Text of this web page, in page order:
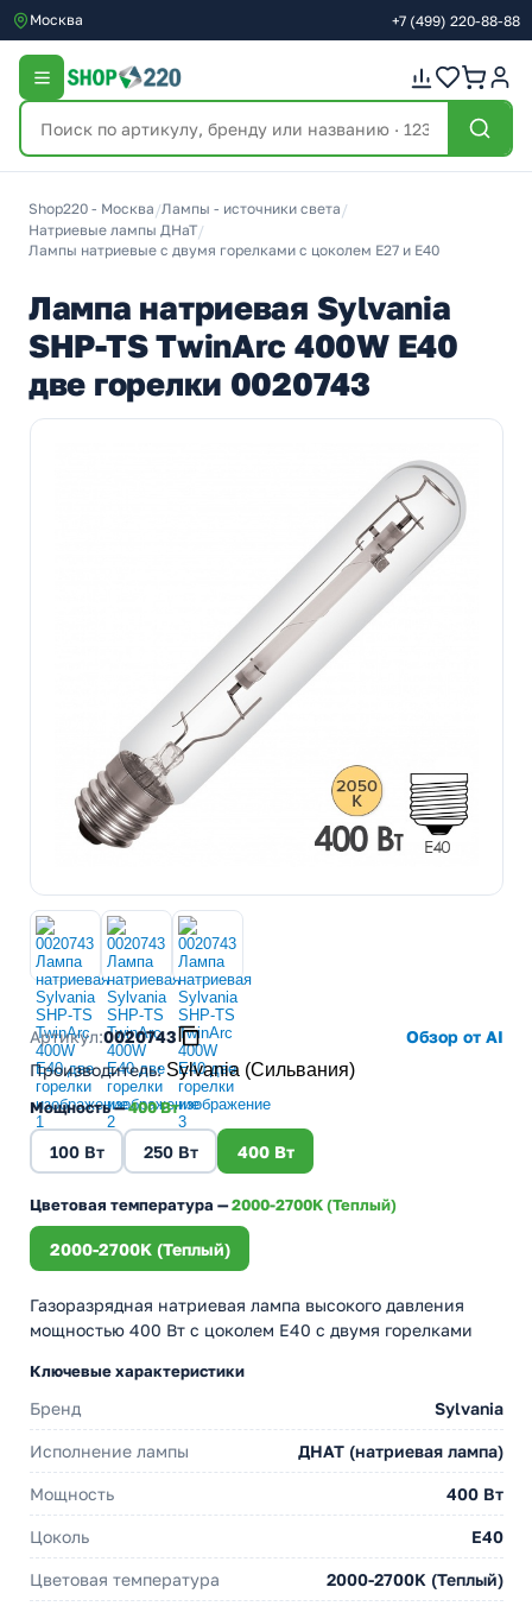
Москва +7 (499) 220-88-88
Shop220 - Москва /Лампы - источники света /
Натриевые лампы ДНаТ/
Лампы натриевые с двумя горелками с цоколем E27 и E40
Лампа натриевая Sylvania
SHP-TS TwinArc 400W E40
две горелки 0020743
Артикул:0020743
Обзор от AI
Производитель:Sylvania (Сильвания)
Мощность —400 Вт
100 Вт 250 Вт 400 Вт
Цветовая температура —2000-2700K (Теплый)
2000-2700K (Теплый)
Газоразрядная натриевая лампа высокого давления
мощностью 400 Вт с цоколем E40 с двумя горелками
Ключевые характеристики
Бренд Sylvania
Исполнение лампы ДНАТ (натриевая лампа)
Мощность 400 Вт
Цоколь E40
Цветовая температура 2000-2700K (Теплый)